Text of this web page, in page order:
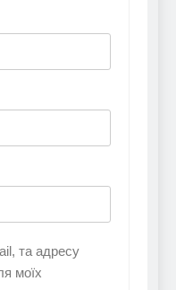
та адресу
моїх